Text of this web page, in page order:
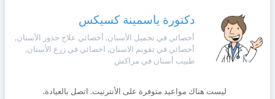
دكتورة ياسمينة كسيكس
أخصائي في تجميل الأسنان, أخصائي علاج جذور الأسنان,
أخصائي في تقويم الاسنان, اخصائي في زرع الأسنان,
طبيب أسنان في مراكش
ليست هناك مواعيد متوفرة على الأنترنيت. اتصل بالعيادة.